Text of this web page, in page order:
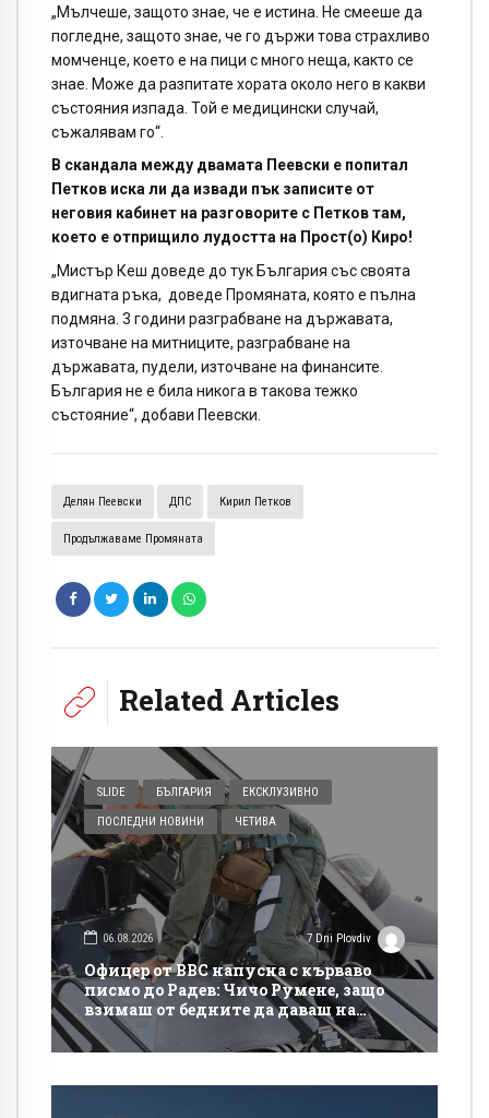
„Мълчеше, защото знае, че е истина. Не смееше да
погледне, защото знае, че го държи това страхливо
момченце, което е на пици с много неща, както се
знае. Може да разпитате хората около него в какви
състояния изпада. Той е медицински случай,
съжалявам го“.
В скандала между двамата Пеевски е попитал
Петков иска ли да извади пък записите от
неговия кабинет на разговорите с Петков там,
което е отприщило лудостта на Прост(о) Киро!
„Мистър Кеш доведе до тук България със своята
вдигната ръка, доведе Промяната, която е пълна
подмяна. 3 години разграбване на държавата,
източване на митниците, разграбване на
държавата, пудели, източване на финансите.
България не е била никога в такова тежко
състояние“, добави Пеевски.
Делян Пеевски ДПС Кирил Петков
Продължаваме Промяната
Related Articles
SLIDE БЪЛГАРИЯ ЕКСКЛУЗИВНО
ПОСЛЕДНИ НОВИНИ ЧЕТИВА
06.08.2026 7 Dni Plovdiv
Офицер от ВВС напусна с кърваво
писмо до Радев: Чичо Румене, защо
взимаш от бедните да даваш на
богатите?